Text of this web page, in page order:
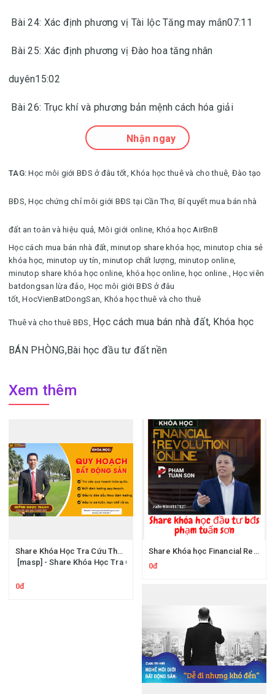
Bài 24: Xác định phương vị Tài lộc Tăng may mắn07:11
Bài 25: Xác định phương vị Đào hoa tăng nhân
duyên15:02
Bài 26: Trục khí và phương bản mệnh cách hóa giải
Nhận ngay
TAG:Học môi giới BĐS ở đâu tốt,Khóa học thuê và cho thuê, Đào tạo
BĐS,Học chứng chỉ môi giới BĐS tại Cần Thơ, Bí quyết mua bán nhà
đất an toàn và hiệu quả, Môi giới online, Khóa học AirBnB
Học cách mua bán nhà đất,minutop share khóa học, minutop chia sẻ
khóa học, minutop uy tín, minutop chất lượng, minutop online,
minutop share khóa học online, khóa học online, học online.,Học viên
batdongsan lừa đảo, Học môi giới BĐS ở đâu
tốt,HocVienBatDongSan, Khóa học thuê và cho thuê
Thuê và cho thuê BĐS, Học cách mua bán nhà đất, Khóa học
BÁN PHÒNG,Bài học đầu tư đất nền
Xem thêm
Share Khóa Học Tra Cứu Thông Tin Quy Hoạch Bất Động Sản Huỳnh Ngọc Thanh Hatagroup
[masp] - Share Khóa Học Tra Cứu Thông Tin Quy Hoạch Bất Động
0đ
Share Khóa học Financial Revolution của diễn giả Phạm Tuấn Sơn - Làm Giàu Nhờ Đầu Tư Bất Động Sản
0đ